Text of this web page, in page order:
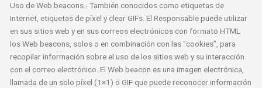
Uso de Web beacons.- También conocidos como etiquetas de
Internet, etiquetas de píxel y clear GIFs. El Responsable puede utilizar
en sus sitios web y en sus correos electrónicos con formato HTML
los Web beacons, solos o en combinación con las “cookies”, para
recopilar información sobre el uso de los sitios web y su interacción
con el correo electrónico. El Web beacon es una imagen electrónica,
llamada de un solo píxel (1×1) o GIF que puede reconocer información